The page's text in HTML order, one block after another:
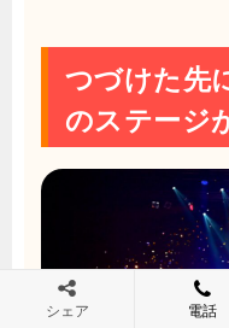
つづけた先
のステージ
シェア 電話